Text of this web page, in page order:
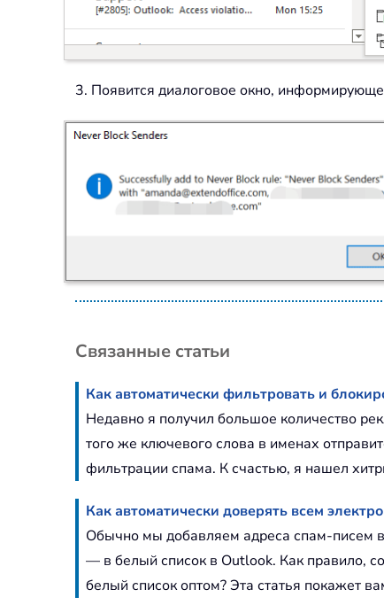
3. Появится диалоговое окно,
Связанные статьи
Как автоматически фильтровать и
Недавно я получил большое количество
того же ключевого слова в именах
фильтрации спама. К счастью, я нашел
Как автоматически доверять всем
Обычно мы добавляем адреса спам-писем в
— в белый список в Outlook. Как правило,
белый список оптом? Эта статья покажет